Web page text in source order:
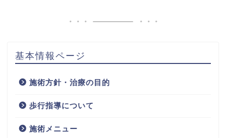
基本情報ページ
施術方針・治療の目的
歩行指導について
施術メニュー